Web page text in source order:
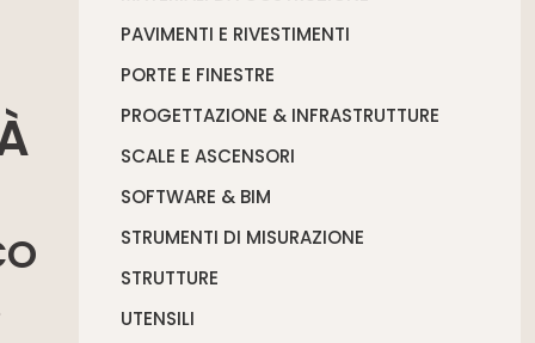
PAVIMENTI E RIVESTIMENTI
PORTE E FINESTRE
PROGETTAZIONE & INFRASTRUTTURE
SCALE E ASCENSORI
SOFTWARE & BIM
STRUMENTI DI MISURAZIONE
STRUTTURE
UTENSILI